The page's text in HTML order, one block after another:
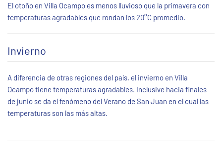
El otoño en Villa Ocampo es menos lluvioso que la primavera con
temperaturas agradables que rondan los 20°C promedio.
Invierno
A diferencia de otras regiones del país, el invierno en Villa
Ocampo tiene temperaturas agradables. Inclusive hacia finales
de junio se da el fenómeno del Verano de San Juan en el cual las
temperaturas son las más altas.